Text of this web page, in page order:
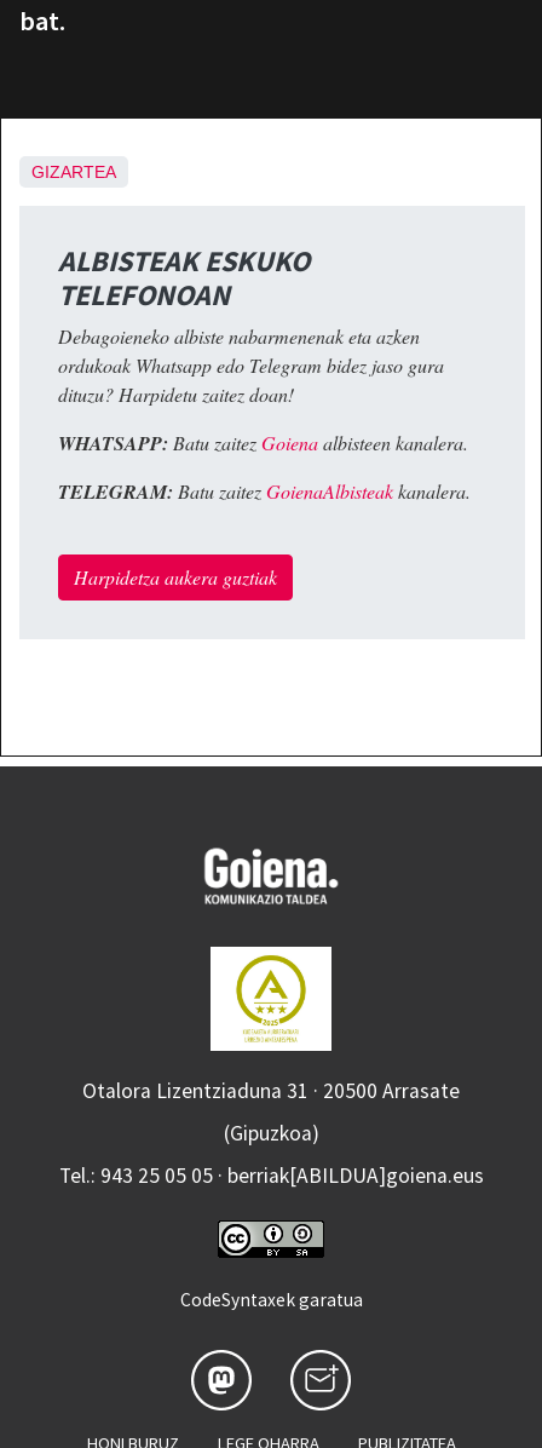
bat.
GIZARTEA
ALBISTEAK ESKUKO
TELEFONOAN
Debagoieneko albiste nabarmenenak eta azken
ordukoak Whatsapp edo Telegram bidez jaso gura
dituzu? Harpidetu zaitez doan!
WHATSAPP: Batu zaitezGoienaalbisteen kanalera.
TELEGRAM: Batu zaitezGoienaAlbisteakkanalera.
Harpidetza aukera guztiak
Otalora Lizentziaduna 31 · 20500 Arrasate
(Gipuzkoa)
Tel.: 943 25 05 05 · berriak[ABILDUA]goiena.eus
CodeSyntaxek garatua
HONI BURUZ LEGE OHARRA PUBLIZITATEA